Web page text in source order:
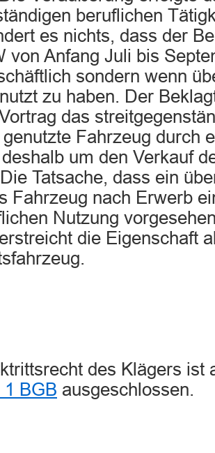
beruflichen
es nichts, dass der
von Anfang Juli bis
sondern wenn
zu haben. Der
das
Fahrzeug durch
um den Verkauf
Tatsache, dass ein
Fahrzeug nach Erwerb
Nutzung
die Eigenschaft
des Klägers
1 BGB ausgeschlossen.